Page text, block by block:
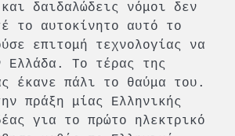
δαιδαλώδεις νόμοι δεν
το αυτοκίνητο αυτό το
επιτομή τεχνολογίας να
Ελλάδα. Το τέρας της
έκανε πάλι το θαύμα του.
πράξη μίας Ελληνικής
για το πρώτο ηλεκτρικό